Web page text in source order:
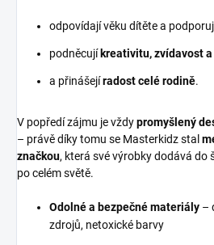
odpovídají věku dítěte a
podněcují kreativitu, zvídavost
a přinášejíradost celé rodině.
V popředí zájmu je vždypromyšlený
– právě díky tomu se Masterkidz stal
značkou, která své výrobky dodává do
po celém světě.
Odolné a bezpečné materiály –
zdrojů, netoxické barvy